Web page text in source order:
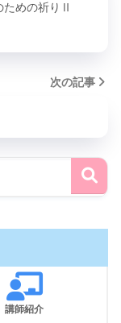
ための祈りⅡ
次の記事
講師紹介